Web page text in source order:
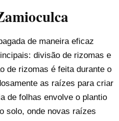
de maneira eficaz
divisão de rizomas e
de rizomas é feita durante o
as raízes para criar
de folhas envolve o plantio
solo, onde novas raízes